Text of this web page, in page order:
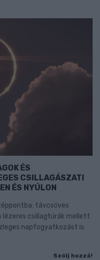
ÉS
CSILLAGÁSZATI
ÉS NYÚLON
távcsöves
lézeres csillagtúrák mellett
napfogyatkozást is
Szólj hozzá!